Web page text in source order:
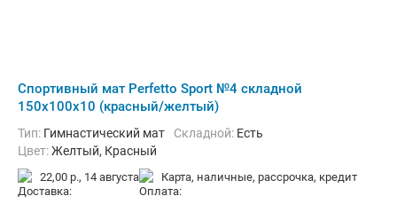
Cпортивный мат Perfetto Sport №4 складной
150x100x10 (красный/желтый)
Тип: Гимнастический мат Складной: Есть
Цвет:Желтый, Красный
22,00 р., 14 августа карта, наличные, рассрочка, кредит